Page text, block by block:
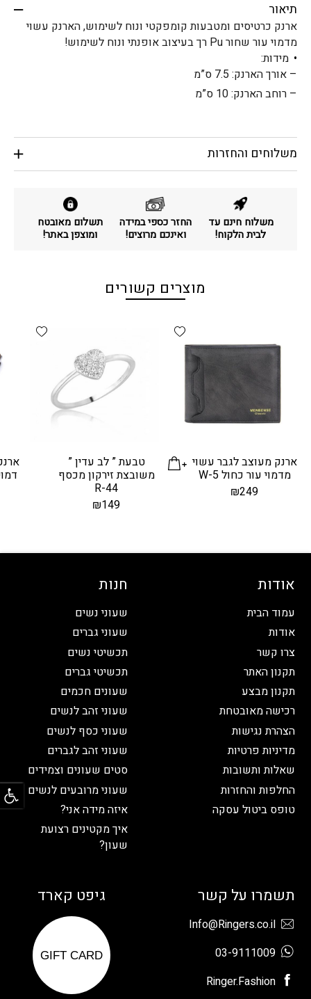
תיאור
ארנק כרטיסים ומטבעות קומפקטי ונוח לשימוש, הארנק עשוי
מדמוי עור שחור Pu רך בעיצוב אופנתי ונוח לשימוש!
מידות:
– אורך הארנק: 7.5 ס”מ
– רוחב הארנק: 10 ס”מ
משלוחים והחזרות
משלוח חינם עד
לבית הלקוח!
החזר כספי במידה
ואינכם מרוצים!
תשלום מאובטח
ומוצפן באתר!
מוצרים קשורים
Add wishlist
ארנק מעוצב לגבר עשוי
מדמוי עור כחול W-5
₪249
wishlist
טבעת ” לב עדין ”
משובצת זירקון מכסף
R-44
₪149
אודות
עמוד הבית
אודות
צרו קשר
תקנון האתר
תקנון מבצע
רכישה מאובטחת
הצהרת נגישות
מדיניות פרטיות
שאלות ותשובות
החלפות והחזרות
טופס ביטול עסקה
חנות
שעוני נשים
שעוני גברים
תכשיטי נשים
תכשיטי גברים
שעונים חכמים
שעוני זהב לנשים
שעוני כסף לנשים
שעוני זהב לגברים
סטים שעונים וצמידים
שעוני מרובעים לנשים
איזה מידה אני?
איך מקטינים רצועת
שעון?
תשמרו על קשר
Info@Ringers.co.il
03-9111009
Ringer.Fashion
גיפט קארד
GIFT CARD